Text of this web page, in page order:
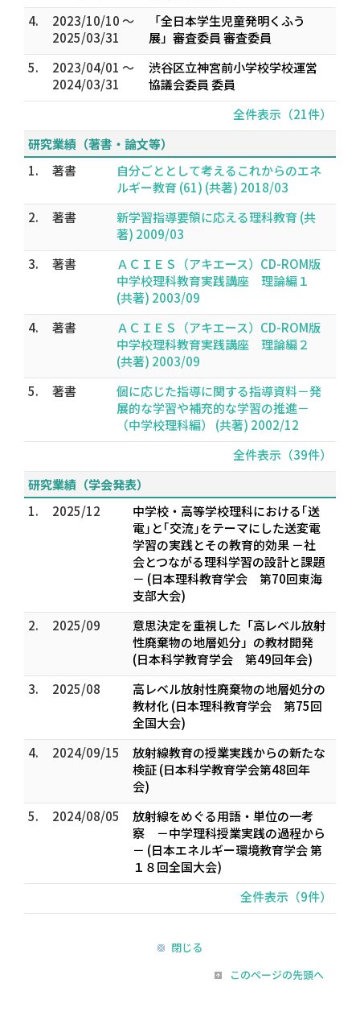
4.
2023/10/10 ～
2025/03/31
「全日本学生児童発明くふう
展」審査委員 審査委員
5.
2023/04/01 ～
2024/03/31
渋谷区立神宮前小学校学校運営
協議会委員 委員
全件表示（21件）
研究業績（著書・論文等）
1.
著書
自分ごととして考えるこれからのエネ
ルギー教育 (61) (共著) 2018/03
2.
著書
新学習指導要領に応える理科教育 (共
著) 2009/03
3.
著書
ＡＣＩＥＳ（アキエース）CD-ROM版
中学校理科教育実践講座 理論編１
(共著) 2003/09
4.
著書
ＡＣＩＥＳ（アキエース）CD-ROM版
中学校理科教育実践講座 理論編２
(共著) 2003/09
5.
著書
個に応じた指導に関する指導資料－発
展的な学習や補充的な学習の推進－
（中学校理科編） (共著) 2002/12
全件表示（39件）
研究業績（学会発表）
1.
2025/12
中学校・高等学校理科における｢送
電｣と｢交流｣をテーマにした送変電
学習の実践とその教育的効果 －社
会とつながる理科学習の設計と課題
－ (日本理科教育学会 第70回東海
支部大会)
2.
2025/09
意思決定を重視した「高レベル放射
性廃棄物の地層処分」の教材開発
(日本科学教育学会 第49回年会)
3.
2025/08
高レベル放射性廃棄物の地層処分の
教材化 (日本理科教育学会 第75回
全国大会)
4.
2024/09/15
放射線教育の授業実践からの新たな
検証 (日本科学教育学会第48回年
会)
5.
2024/08/05
放射線をめぐる用語・単位の一考
察 －中学理科授業実践の過程から
－ (日本エネルギー環境教育学会 第
１８回全国大会)
全件表示（9件）
閉じる
このページの先頭へ